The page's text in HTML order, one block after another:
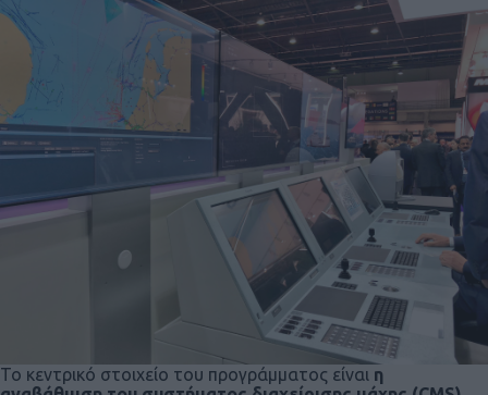
Το κεντρικό στοιχείο του προγράμματος είναι η